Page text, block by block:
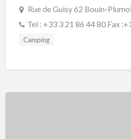
Rue de Guisy 62 Bouin-
Tel : +33 3 21 86 44 80 Fax
Camping